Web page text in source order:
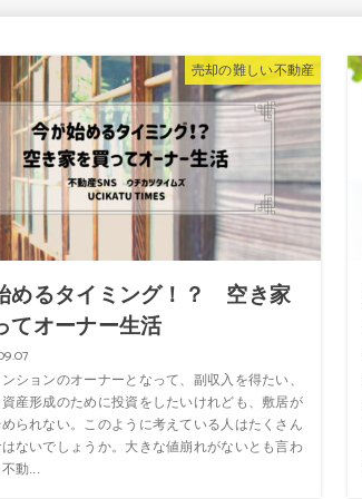
売却の難しい不動産
めるタイミング！？ 空き家
てオーナー生活
ションのオーナーとなって、副収入を得たい、
産形成のために投資をしたいけれども、敷居が
られない。このように考えている人はたくさん
ないでしょうか。大きな値崩れがないとも言わ
動...